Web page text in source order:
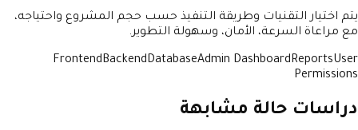
يتم اختيار التقنيات وطريقة التنفيذ حسب حجم المشروع واحتياجه،
مع مراعاة السرعة، الأمان، وسهولة التطوير.
FrontendBackendDatabaseAdmin DashboardReportsUser
Permissions
دراسات حالة مشابهة